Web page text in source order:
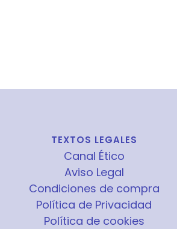
TEXTOS LEGALES
Canal Ético
Aviso Legal
Condiciones de compra
Política de Privacidad
Política de cookies